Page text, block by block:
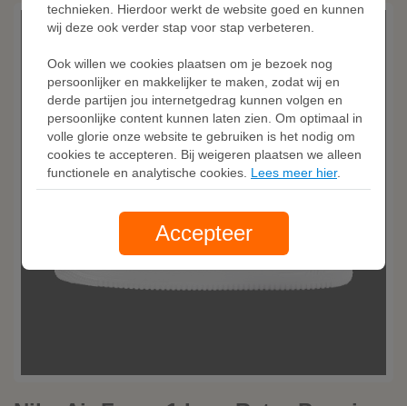
technieken. Hierdoor werkt de website goed en kunnen
wij deze ook verder stap voor stap verbeteren.
Ook willen we cookies plaatsen om je bezoek nog
persoonlijker en makkelijker te maken, zodat wij en
derde partijen jou internetgedrag kunnen volgen en
persoonlijke content kunnen laten zien. Om optimaal in
volle glorie onze website te gebruiken is het nodig om
cookies te accepteren. Bij weigeren plaatsen we alleen
functionele en analytische cookies. Lees meer hier.
Accepteer